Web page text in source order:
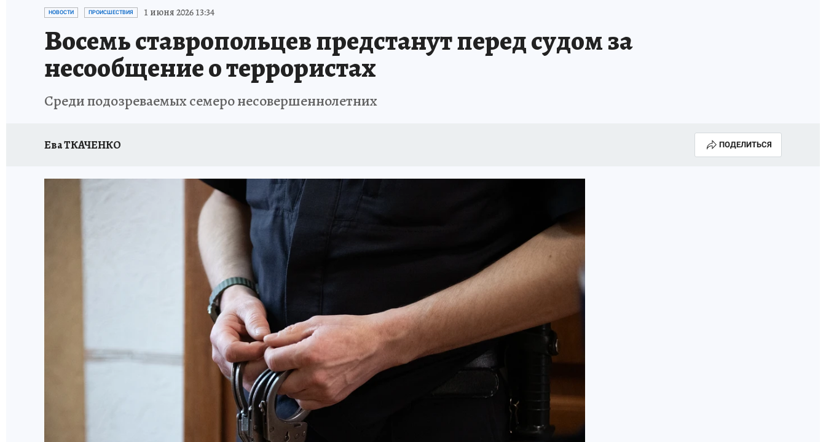
ЗАПОВЕДНАЯ РОССИЯ ПРОИСШЕСТВИЯ
НОВОСТИ ПРОИСШЕСТВИЯ 1 июня 2026 13:34
Восемь ставропольцев предстанут перед судом за
несообщение о террористах
Среди подозреваемых семеро несовершеннолетних
Ева ТКАЧЕНКО ПОДЕЛИТЬСЯ